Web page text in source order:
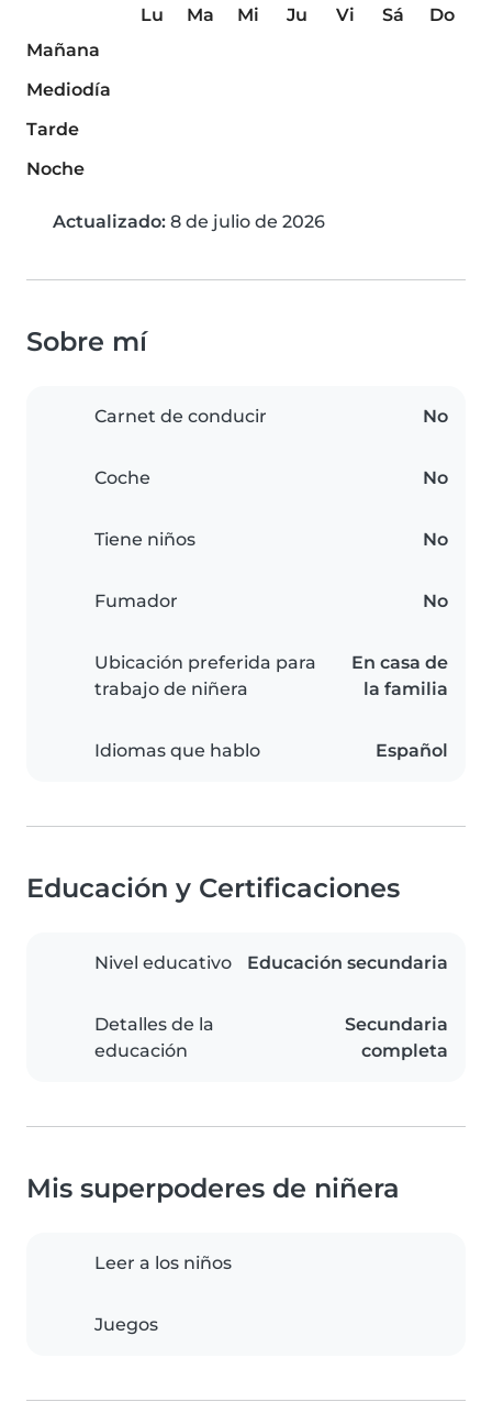
Lu Ma Mi Ju Vi Sá
Do
Mañana
Mediodía
Tarde
Noche
Actualizado: 8 de julio de 2026
Sobre mí
Carnet de conducir No
Coche No
Tiene niños No
Fumador No
Ubicación preferida para
trabajo de niñera
En casa de
la familia
Idiomas que hablo Español
Educación y Certificaciones
Nivel educativo Educación secundaria
Detalles de la
educación
Secundaria
completa
Mis superpoderes de niñera
Leer a los niños
Juegos